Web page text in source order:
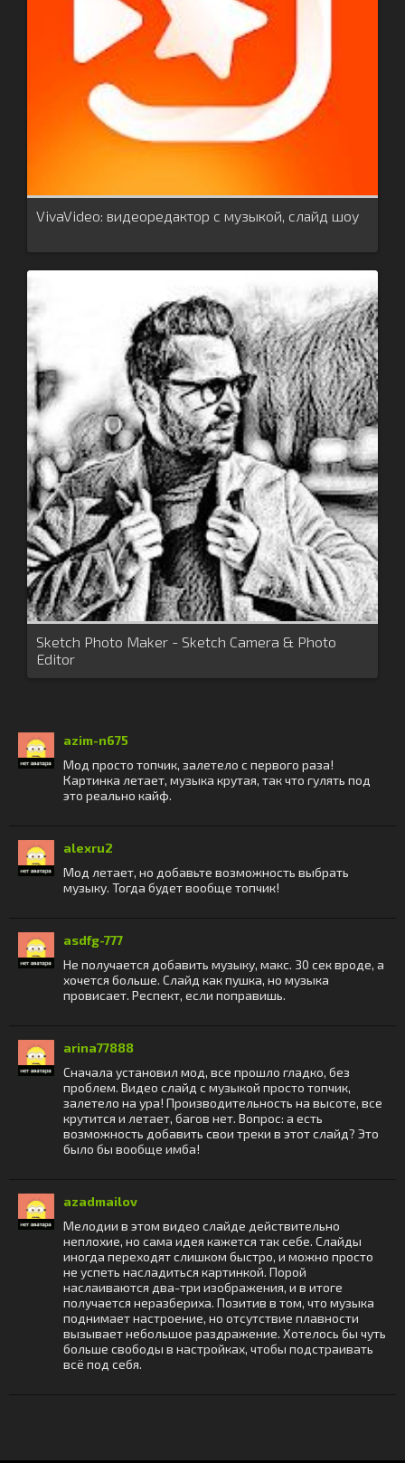
VivaVideo: видеоредактор с музыкой, слайд шоу
Sketch Photo Maker - Sketch Camera & Photo
Editor
azim-n675
Мод просто топчик, залетело с первого раза!
Картинка летает, музыка крутая, так что гулять под
это реально кайф.
alexru2
Мод летает, но добавьте возможность выбрать
музыку. Тогда будет вообще топчик!
asdfg-777
Не получается добавить музыку, макс. 30 сек вроде, а
хочется больше. Слайд как пушка, но музыка
провисает. Респект, если поправишь.
arina77888
Сначала установил мод, все прошло гладко, без
проблем. Видео слайд с музыкой просто топчик,
залетело на ура! Производительность на высоте, все
крутится и летает, багов нет. Вопрос: а есть
возможность добавить свои треки в этот слайд? Это
было бы вообще имба!
azadmailov
Мелодии в этом видео слайде действительно
неплохие, но сама идея кажется так себе. Слайды
иногда переходят слишком быстро, и можно просто
не успеть насладиться картинкой. Порой
наслаиваются два-три изображения, и в итоге
получается неразбериха. Позитив в том, что музыка
поднимает настроение, но отсутствие плавности
вызывает небольшое раздражение. Хотелось бы чуть
больше свободы в настройках, чтобы подстраивать
всё под себя.